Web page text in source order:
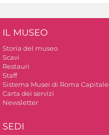
IL MUSEO
Storia del museo
Scavi
Restauri
Staff
Sistema Musei di Roma Capitale
Carta dei servizi
Newsletter
SEDI